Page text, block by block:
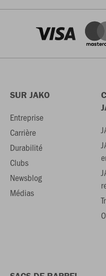
SUR JAKO
Entreprise
Carrière
Durabilité
Clubs
Newsblog
Médias